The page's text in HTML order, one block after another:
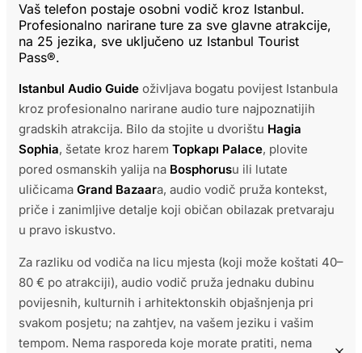
Vaš telefon postaje osobni vodič kroz Istanbul.
Profesionalno narirane ture za sve glavne atrakcije,
na 25 jezika, sve uključeno uz Istanbul Tourist
Pass®.
Istanbul Audio Guide oživljava bogatu povijest Istanbula
kroz profesionalno narirane audio ture najpoznatijih
gradskih atrakcija. Bilo da stojite u dvorištu Hagia
Sophia, šetate kroz harem Topkapı Palace, plovite
pored osmanskih yalija na Bosphorusu ili lutate
uličicama Grand Bazaara, audio vodič pruža kontekst,
priče i zanimljive detalje koji običan obilazak pretvaraju
u pravo iskustvo.
Za razliku od vodiča na licu mjesta (koji može koštati 40–
80 € po atrakciji), audio vodič pruža jednaku dubinu
povijesnih, kulturnih i arhitektonskih objašnjenja pri
svakom posjetu; na zahtjev, na vašem jeziku i vašim
tempom. Nema rasporeda koje morate pratiti, nema